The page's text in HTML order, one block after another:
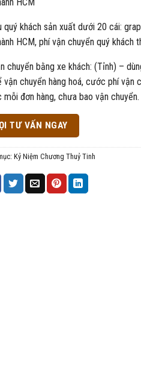
HCM
quý khách sản xuất dưới 20 cái:
HCM, phí vận chuyển quý khách
chuyển bằng xe khách: (Tỉnh) –
vận chuyển hàng hoá, cước phí vận
mỗi đơn hàng, chưa bao vận chuyển.
TƯ VẤN NGAY
Kỷ Niệm Chương Thuỷ Tinh